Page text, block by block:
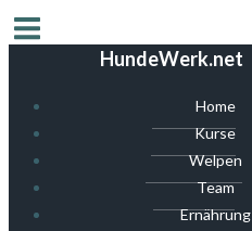
HundeWerk.net
Home
Kurse
Welpen
Team
Ernährung